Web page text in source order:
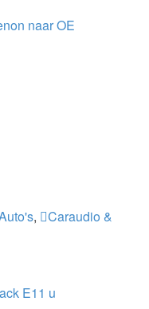
naar OE
,
Caraudio &
E11 u